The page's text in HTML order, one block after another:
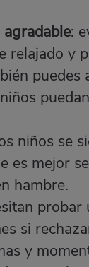
:
relajado y
niños se
es mejor
hambre.
si
y